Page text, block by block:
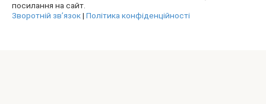
посилання на сайт.
Зворотній зв’язок| Політика конфіденційності